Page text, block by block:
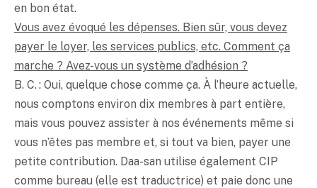
en bon état.
Vous avez évoqué les dépenses. Bien sûr, vous devez
payer le loyer, les services publics, etc. Comment ça
marche ? Avez-vous un système d’adhésion ?
B. C. : Oui, quelque chose comme ça. À l’heure actuelle,
nous comptons environ dix membres à part entière,
mais vous pouvez assister à nos événements même si
vous n’êtes pas membre et, si tout va bien, payer une
petite contribution. Daa-san utilise également CIP
comme bureau (elle est traductrice) et paie donc une